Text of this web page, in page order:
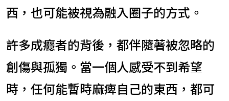
西，也可能被視為融入圈子的方式。
許多成癮者的背後，都伴隨著被忽略的
創傷與孤獨。當一個人感受不到希望
時，任何能暫時麻痺自己的東西，都可